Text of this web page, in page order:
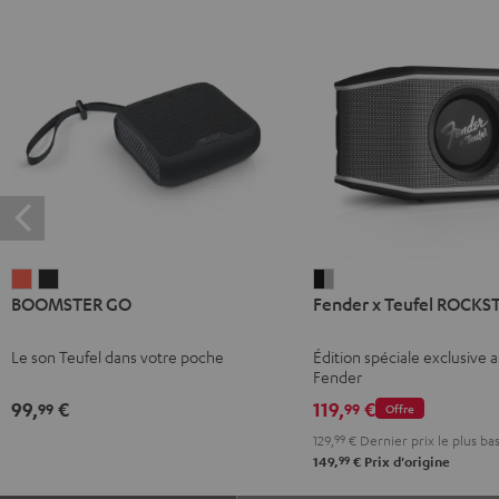
GO
Red
GO
Black
BOOMSTER GO
Le son Teufel dans votre poche
99,99 €
x
ROCKSTER
GO
2
Black
&
Steel
Fender x Teufel
Édition spéciale exclusive
Fender
Offre
119,99€
129, 99€Dernier prix le plus bas
149,99€Prix d'origine